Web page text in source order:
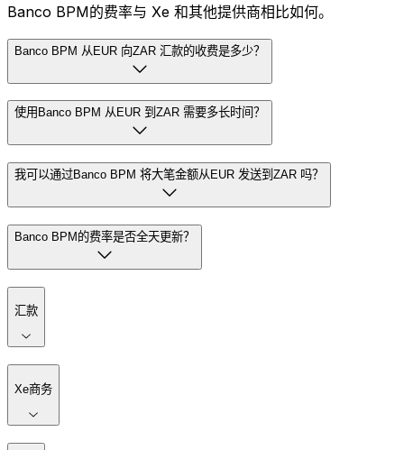
Banco BPM的费率与 Xe 和其他提供商相比如何。
Banco BPM 从EUR 向ZAR 汇款的收费是多少？
使用Banco BPM 从EUR 到ZAR 需要多长时间？
我可以通过Banco BPM 将大笔金额从EUR 发送到ZAR 吗？
Banco BPM的费率是否全天更新？
汇款
Xe商务